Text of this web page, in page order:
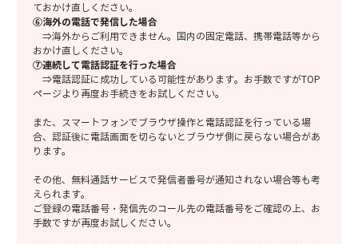
ておかけ直しください。
⑥海外の電話で発信した場合
⇒海外からご利用できません。国内の固定電話、携帯電話等から
おかけ直しください。
⑦連続して電話認証を行った場合
⇒電話認証に成功している可能性があります。お手数ですがTOP
ページより再度お手続きをお試しください。
また、スマートフォンでブラウザ操作と電話認証を行っている場
合、認証後に電話画面を切らないとブラウザ側に戻らない場合があ
ります。
その他、 無料通話サービスで発信者番号が通知されない場合等も考
えられます。
ご登録の電話番号・発信先のコール先の電話番号をご確認の上、お
手数ですが再度お試しください。